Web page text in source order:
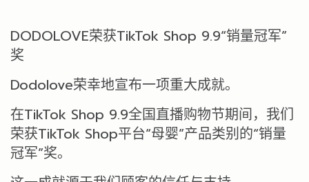
DODOLOVE荣获TikTok Shop 9.9“销量冠军”
奖
Dodolove荣幸地宣布一项重大成就。
在TikTok Shop 9.9全国直播购物节期间，我们
荣获TikTok Shop平台“母婴”产品类别的“销量
冠军”奖。